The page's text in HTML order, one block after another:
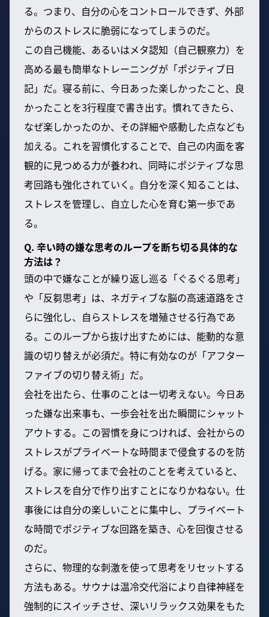
る。つまり、自分の心をコントロールできず、外部
からのストレスに脆弱になってしまうのだ。
この自己機能、あるいはメタ認知（自己観察力）を
高める最も簡単なトレーニングが「ポジティブ日
記」だ。寝る前に、今日あった楽しかったこと、良
かったことを3行程度で書き出す。慣れてきたら、
なぜ楽しかったのか、その詳細や感動した点なども
加える。これを習慣化することで、自己の内面を客
観的に見つめる力が養われ、同時にポジティブな思
考回路も強化されていく。自分を深く知ることは、
ストレスを管理し、自立した心を育む第一歩であ
る。
Q. 辛い時の嫌な思考のループを断ち切る具体的な
方法は？
頭の中で嫌なことが繰り返し巡る「ぐるぐる思考」
や「反芻思考」は、ネガティブな脳の高速道路をさ
らに強化し、自らストレスを増殖させる行為であ
る。このループから抜け出すためには、能動的な意
識の切り替えが必須だ。特に有効なのが「アフター
ファイブの切り替え術」だ。
会社を出たら、仕事のことは一切考えない。今日あ
った嫌な出来事も、一歩会社を出た瞬間にシャット
アウトする。この習慣を身につければ、会社からの
ストレスがプライベートな時間まで侵食するのを防
げる。家に帰ってまで会社のことを考えていると、
ストレスを自分で作り出すことになりかねない。仕
事後には自分の楽しいことに集中し、プライベート
な時間でポジティブな回路を築き、心を回復させる
のだ。
さらに、物理的な刺激を使って思考をリセットする
方法もある。サウナは温冷交代浴により自律神経を
強制的にスイッチさせ、深いリラックス効果をもた